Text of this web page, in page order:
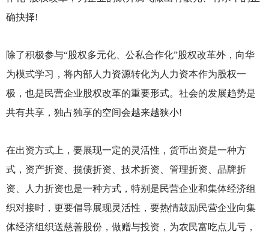
确抉择!
除了积极参与“股权多元化、公私合作化”股权改革外，向华
为模式学习，将内部人力资源转化为人力资本作为股权一
极，也是民营企业股权改革的重要形式。社会的发展趋势是
共有共享，独占独享的空间会越来越狭小!
在出资方式上，要展现一定的灵活性，货币出资是一种方
式，资产折资、揽债折资、技术折资、管理折资、品牌折
资、人力折资也是一种方式，特别是民营企业和集体经济组
织对接时，更要倡导展现灵活性，要热情鼓励民营企业向集
体经济组织送慈善股份，做赠与投资，为农民富吃点儿亏，